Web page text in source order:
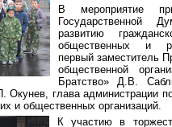
В мероприятие
Государственной
развитию
общественных и
первый заместитель
общественной
Братство» Д.В.
глава администрации
и общественных организаций.
К участию в